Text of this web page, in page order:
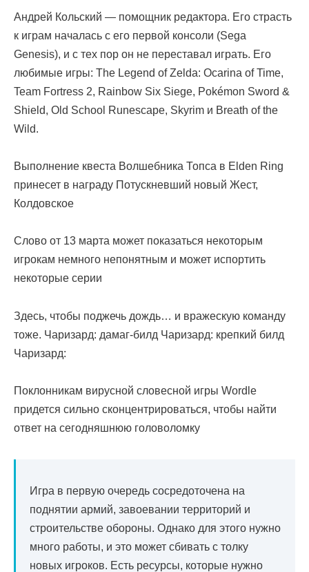
Андрей Кольский — помощник редактора. Его страсть
к играм началась с его первой консоли (Sega
Genesis), и с тех пор он не переставал играть. Его
любимые игры: The Legend of Zelda: Ocarina of Time,
Team Fortress 2, Rainbow Six Siege, Pokémon Sword &
Shield, Old School Runescape, Skyrim и Breath of the
Wild.
Выполнение квеста Волшебника Топса в Elden Ring
принесет в награду Потускневший новый Жест,
Колдовское
Слово от 13 марта может показаться некоторым
игрокам немного непонятным и может испортить
некоторые серии
Здесь, чтобы поджечь дождь… и вражескую команду
тоже. Чаризард: дамаг-билд Чаризард: крепкий билд
Чаризард:
Поклонникам вирусной словесной игры Wordle
придется сильно сконцентрироваться, чтобы найти
ответ на сегодняшнюю головоломку
Игра в первую очередь сосредоточена на
поднятии армий, завоевании территорий и
строительстве обороны. Однако для этого нужно
много работы, и это может сбивать с толку
новых игроков. Есть ресурсы, которые нужно